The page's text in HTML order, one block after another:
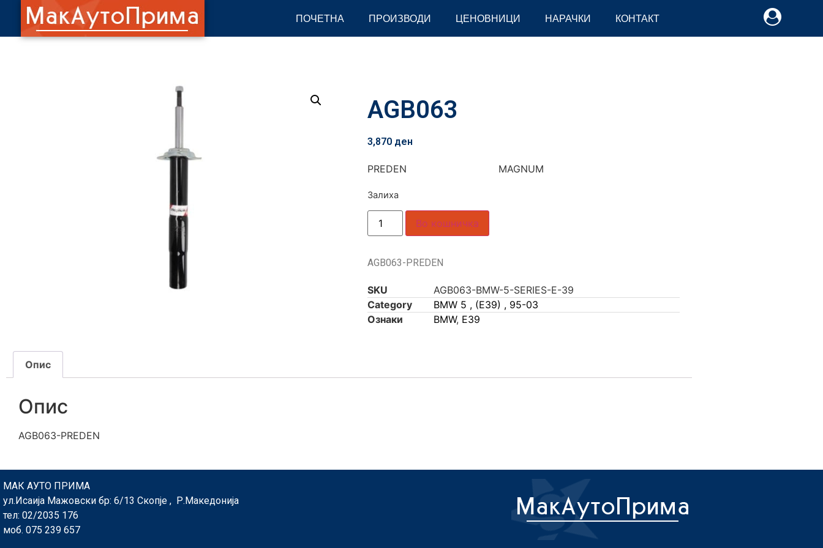
ПОЧЕТНА ПРОИЗВОДИ ЦЕНОВНИЦИ НАРАЧКИ КОНТАКТ
AGB063
3,870 ден
PREDEN MAGNUM
Залиха
Во кошничка
AGB063-PREDEN
SKU
AGB063-BMW-5-SERIES-E-39
Category
BMW 5 , (E39) , 95-03
Ознаки
BMW, E39
Опис
Опис
AGB063-PREDEN
МАК АУТО ПРИМА
ул.Исаија Мажовски бр: 6/13 Скопје , Р.Македонија
тел: 02/2035 176
моб. 075 239 657